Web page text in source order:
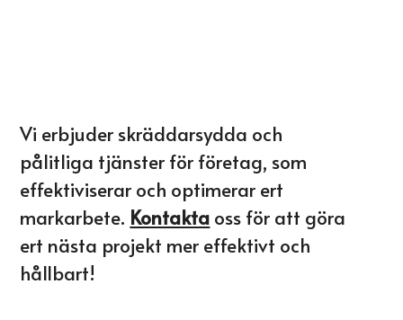
Vi erbjuder skräddarsydda och
pålitliga tjänster för företag, som
effektiviserar och optimerar ert
markarbete. Kontakta oss för att göra
ert nästa projekt mer effektivt och
hållbart!